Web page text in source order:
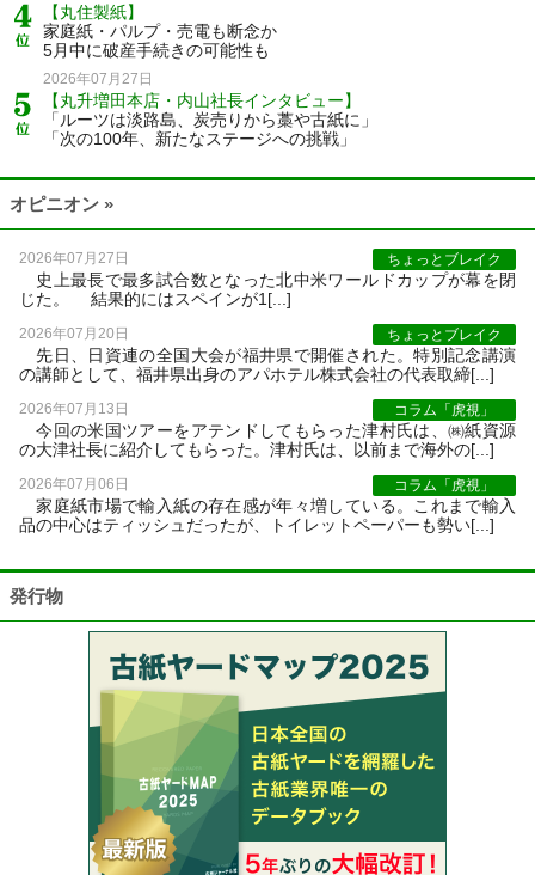
【丸住製紙】
家庭紙・パルプ・売電も断念か
5月中に破産手続きの可能性も
2026年07月27日
【丸升増田本店・内山社長インタビュー】
「ルーツは淡路島、炭売りから藁や古紙に」
「次の100年、新たなステージへの挑戦」
オピニオン »
2026年07月27日 ちょっとブレイク
史上最長で最多試合数となった北中米ワールドカップが幕を閉
じた。 結果的にはスペインが1[...]
2026年07月20日 ちょっとブレイク
先日、日資連の全国大会が福井県で開催された。特別記念講演
の講師として、福井県出身のアパホテル株式会社の代表取締[...]
2026年07月13日 コラム「虎視」
今回の米国ツアーをアテンドしてもらった津村氏は、㈱紙資源
の大津社長に紹介してもらった。津村氏は、以前まで海外の[...]
2026年07月06日 コラム「虎視」
家庭紙市場で輸入紙の存在感が年々増している。これまで輸入
品の中心はティッシュだったが、トイレットペーパーも勢い[...]
発行物